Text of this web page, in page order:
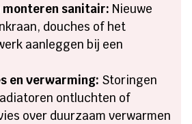
monteren sanitair: Nieuwe
douches of het
aanleggen bij een
en verwarming: Storingen
ontluchten of
over duurzaam verwarmen